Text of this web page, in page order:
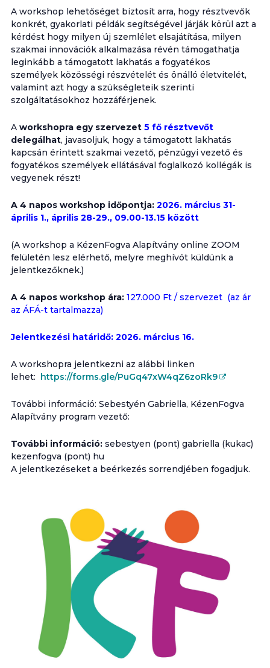
A workshop lehetőséget biztosít arra, hogy résztvevők
konkrét, gyakorlati példák segítségével járják körül azt a
kérdést hogy milyen új szemlélet elsajátítása, milyen
szakmai innovációk alkalmazása révén támogathatja
leginkább a támogatott lakhatás a fogyatékos
személyek közösségi részvételét és önálló életvitelét,
valamint azt hogy a szükségleteik szerinti
szolgáltatásokhoz hozzáférjenek.
A workshopra egy szervezet 5 fő résztvevőt
delegálhat, javasoljuk, hogy a támogatott lakhatás
kapcsán érintett szakmai vezető, pénzügyi vezető és
fogyatékos személyek ellátásával foglalkozó kollégák is
vegyenek részt!
A 4 napos workshop időpontja: 2026. március 31-
április 1., április 28-29., 09.00-13.15 között
(A workshop a KézenFogva Alapítvány online ZOOM
felületén lesz elérhető, melyre meghívót küldünk a
jelentkezőknek.)
A 4 napos workshop ára: 127.000 Ft / szervezet (az ár
az ÁFÁ-t tartalmazza)
Jelentkezési határidő: 2026. március 16.
A workshopra jelentkezni az alábbi linken
lehet: https://forms.gle/PuGq47xW4qZ6zoRk9
További információ: Sebestyén Gabriella, KézenFogva
Alapítvány program vezető:
További információ:sebestyen (pont) gabriella (kukac)
kezenfogva (pont) hu
A jelentkezéseket a beérkezés sorrendjében fogadjuk.